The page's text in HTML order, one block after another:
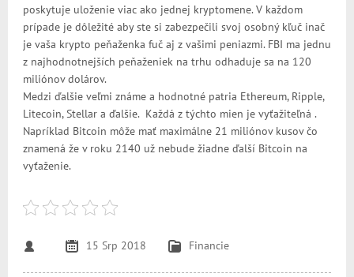
poskytuje uloženie viac ako jednej kryptomene. V každom
prípade je dôležité aby ste si zabezpečili svoj osobný kľuč inač
je vaša krypto peňaženka fuč aj z vašimi peniazmi. FBI ma jednu
z najhodnotnejších peňaženiek na trhu odhaduje sa na 120
miliónov dolárov.
Medzi ďalšie veľmi známe a hodnotné patria Ethereum, Ripple,
Litecoin, Stellar a ďalšie. Každá z týchto mien je vyťažiteľná .
Napríklad Bitcoin môže mať maximálne 21 miliónov kusov čo
znamená že v roku 2140 už nebude žiadne ďalší Bitcoin na
vyťaženie.
15 Srp 2018 Financie